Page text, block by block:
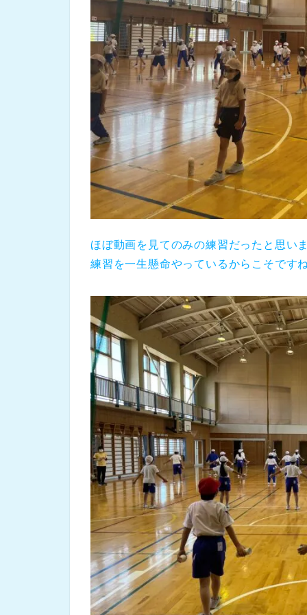
ほぼ動画を見てのみの練習だったと思い
練習を一生懸命やっているからこそです